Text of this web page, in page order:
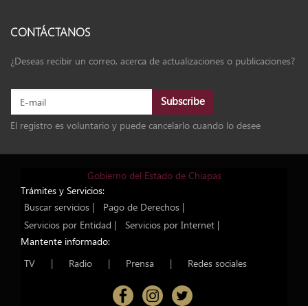
CONTÁCTANOS
¿Deseas recibir un correo, acerca de actualizaciones o publicaciones?
El registro es voluntario y puede cancelarlo cuando lo desee
Gobierno del Estado de Chiapas
Trámites y Servicios:
Buscar servicios |
Pago de Derechos |
Servicios por Entidad |
Servicios por Internet |
Mantente informado:
TV
| Radio | Prensa | Redes sociales